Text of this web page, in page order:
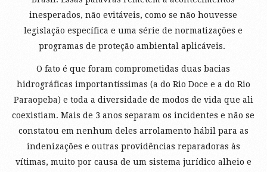
inesperados, não evitáveis, como se não houvesse
legislação específica e uma série de normatizações e
programas de proteção ambiental aplicáveis.
O fato é que foram comprometidas duas bacias
hidrográficas importantíssimas (a do Rio Doce e a do Rio
Paraopeba) e toda a diversidade de modos de vida que ali
coexistiam. Mais de 3 anos separam os incidentes e não se
constatou em nenhum deles arrolamento hábil para as
indenizações e outras providências reparadoras às
vítimas, muito por causa de um sistema jurídico alheio e